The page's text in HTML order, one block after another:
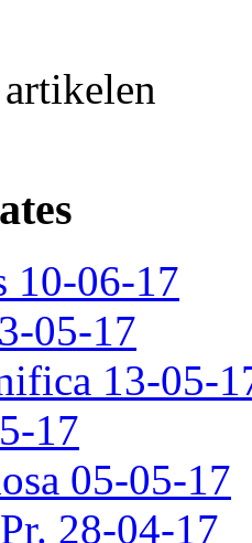
10-06-17
05-17
13-05-
17
05-05-17
28-04-17